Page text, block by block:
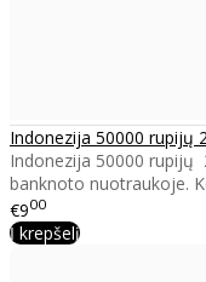
Indonezija 50000 rupijų
Indonezija 50000 rupijų
banknoto nuotraukoje.
€900
Į krepšelį